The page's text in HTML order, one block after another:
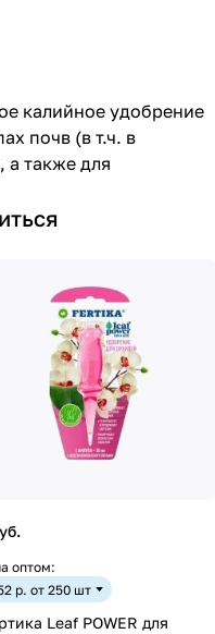
калийное удобрение
почв (в т.ч. в
а также для
оптом:
р. от 250 шт
Leaf POWER для